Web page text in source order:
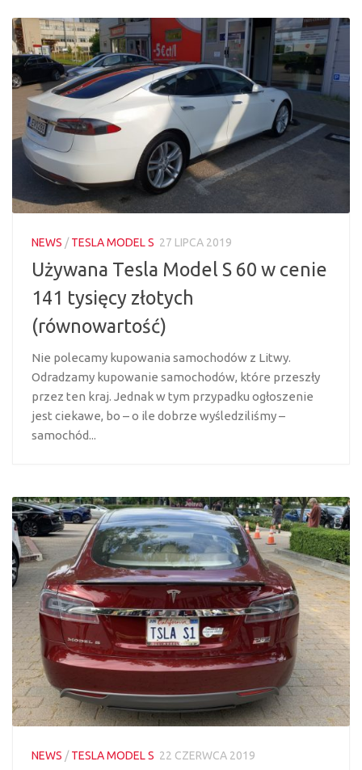
NEWS /TESLA MODEL S 27 LIPCA 2019
Używana Tesla Model S 60 w cenie
141 tysięcy złotych
(równowartość)
Nie polecamy kupowania samochodów z Litwy.
Odradzamy kupowanie samochodów, które przeszły
przez ten kraj. Jednak w tym przypadku ogłoszenie
jest ciekawe, bo – o ile dobrze wyśledziliśmy –
samochód...
NEWS /TESLA MODEL S 22 CZERWCA 2019